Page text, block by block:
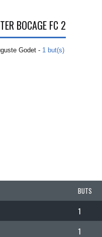
Coupe des Réserves
BOCAGE FC 2
Godet - 1 but(s)
BUTS
1
1